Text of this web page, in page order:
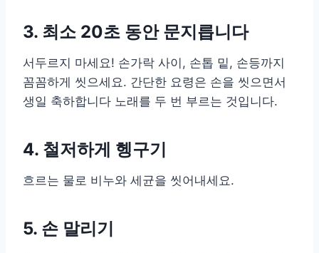
3. 최소 20초 동안 문지릅니다
서두르지 마세요! 손가락 사이, 손톱 밑, 손등까지
꼼꼼하게 씻으세요. 간단한 요령은 손을 씻으면서
생일 축하합니다 노래를 두 번 부르는 것입니다.
4. 철저하게 헹구기
흐르는 물로 비누와 세균을 씻어내세요.
5. 손 말리기